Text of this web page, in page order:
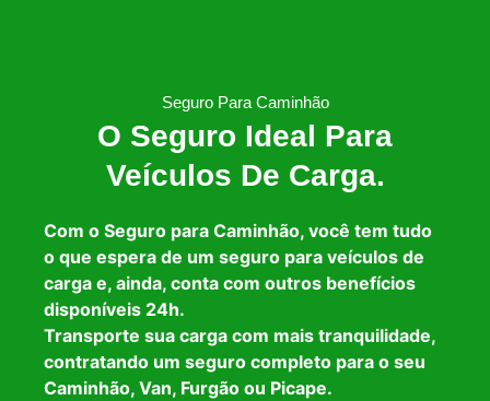
Seguro Para Caminhão
O Seguro Ideal Para
Veículos De Carga.
Com o Seguro para Caminhão, você tem tudo
o que espera de um seguro para veículos de
carga e, ainda, conta com outros benefícios
disponíveis 24h.
Transporte sua carga com mais tranquilidade,
contratando um seguro completo para o seu
Caminhão, Van, Furgão ou Picape.